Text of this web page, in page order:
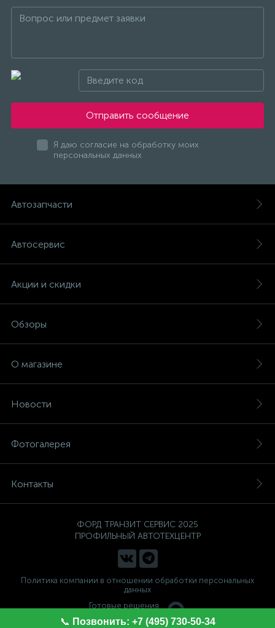
Отправить сообщение
Я даю согласие на обработку моих
персональных данных
Автозапчасти
Автосервис
Акции и скидки
Обзоры
О магазине
Новости
Фотогалерея
Контакты
ФОРД ТРАНЗИТ СЕРВИС 2025
ПРОФИЛЬНЫЙ АВТОТЕХЦЕНТР
Политика компании в отношении обработки персональных
данных
Готовые решения
📞 Позвонить: +7 (495) 730-50-34